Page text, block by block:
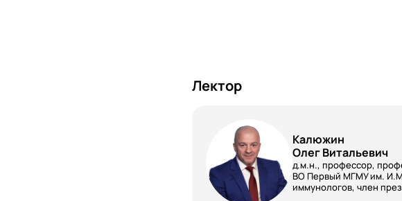
Лектор
Калюжин
Олег Витальевич
д.м.н., профессор,
ВО Первый МГМУ им.
иммунологов, член